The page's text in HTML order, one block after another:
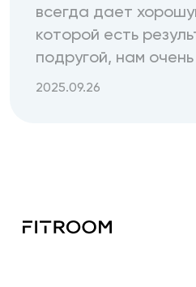
всегда дает
которой есть
подругой, нам
2025.09.26